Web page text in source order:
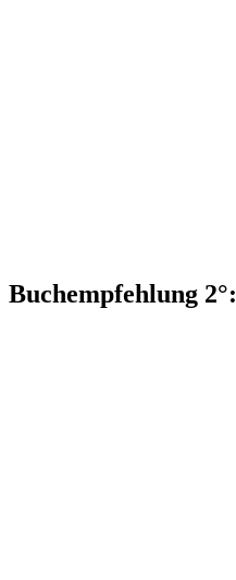
Buchempfehlung 2°: